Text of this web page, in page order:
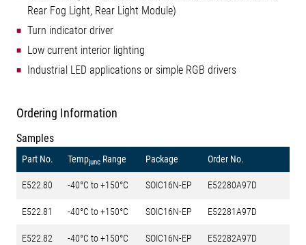
Rear Fog Light, Rear Light Module)
Turn indicator driver
Low current interior lighting
Industrial LED applications or simple RGB drivers
Ordering Information
Samples
Part No. Tempjunc Range Package Order No.
E522.80 -40°C to +150°C SOIC16N-EP E52280A97D
E522.81 -40°C to +150°C SOIC16N-EP E52281A97D
E522.82 -40°C to +150°C SOIC16N-EP E52282A97D